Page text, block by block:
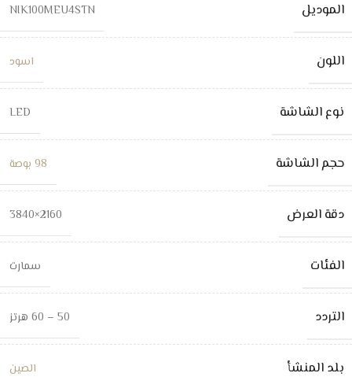
الموديل NIK100MEU4STN
اللون اسود
نوع الشاشة LED
حجم الشاشة 98 بوصة
دقة العرض 2160×3840
الفئات سمارت
التردد 50 – 60 هرتز
بلد المنشأ الصين